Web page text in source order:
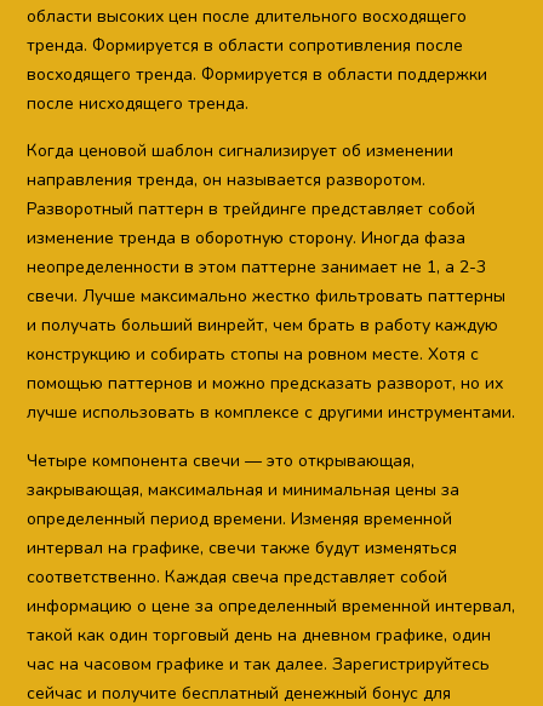
области высоких цен после длительного восходящего
тренда. Формируется в области сопротивления после
восходящего тренда. Формируется в области поддержки
после нисходящего тренда.
Когда ценовой шаблон сигнализирует об изменении
направления тренда, он называется разворотом.
Разворотный паттерн в трейдинге представляет собой
изменение тренда в оборотную сторону. Иногда фаза
неопределенности в этом паттерне занимает не 1, а 2-3
свечи. Лучше максимально жестко фильтровать паттерны
и получать больший винрейт, чем брать в работу каждую
конструкцию и собирать стопы на ровном месте. Хотя с
помощью паттернов и можно предсказать разворот, но их
лучше использовать в комплексе с другими инструментами.
Четыре компонента свечи — это открывающая,
закрывающая, максимальная и минимальная цены за
определенный период времени. Изменяя временной
интервал на графике, свечи также будут изменяться
соответственно. Каждая свеча представляет собой
информацию о цене за определенный временной интервал,
такой как один торговый день на дневном графике, один
час на часовом графике и так далее. Зарегистрируйтесь
сейчас и получите бесплатный денежный бонус для